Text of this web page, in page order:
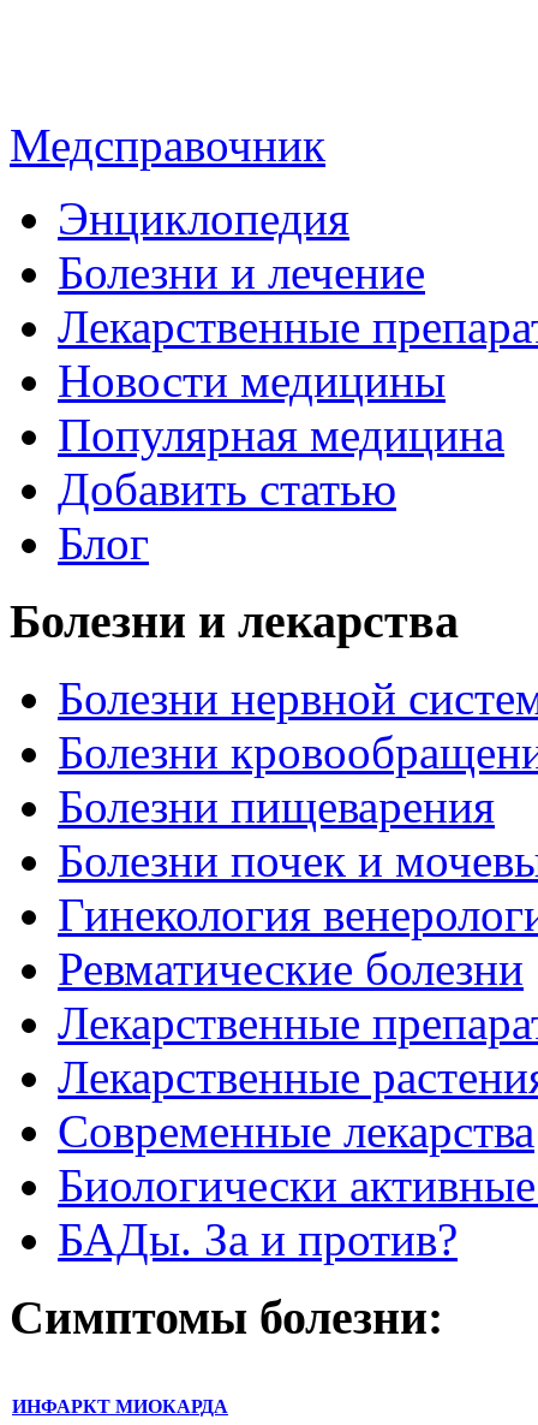
Медсправочник
Энциклопедия
Болезни и лечение
Лекарственные
Новости медицины
Популярная медицина
Добавить статью
Блог
Болезни и лекарства
Болезни нервной
Болезни
Болезни пищеварения
Болезни почек и
Гинекология
Ревматические болезни
Лекарственные
Лекарственные
Современные лекарства
Биологически
БАДы. За и против?
Симптомы болезни:
ИНФАРКТ МИОКАРДА